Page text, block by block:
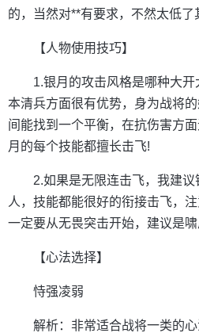
的，当然对**有要求，不然太低了
【人物使用技巧】
1.银月的攻击风格是哪种大
本清兵方面很有优势，身为战将
间能找到一个平衡，在抗伤害方
月的每个技能都擅长击飞!
2.如果是无限连击飞，我建
人，技能都能很好的衔接击飞，
一定要从无畏突击开始，建议是
【心法选择】
恃强凌弱
解析：非常适合战将一类的